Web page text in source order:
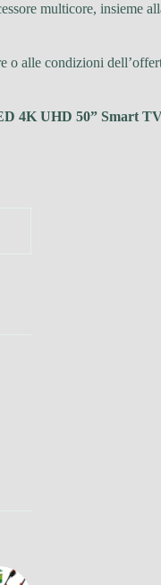
multicore, insieme
o alle condizioni
4K UHD 50” Smart